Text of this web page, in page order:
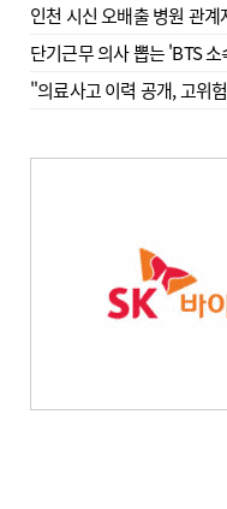
인천 시신 오배출 병원 관
단기근무 의사 뽑는 'BTS
"의료사고 이력 공개, 고위